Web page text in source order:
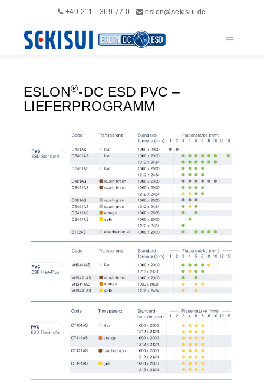
+49 211 - 369 77 0 eslon@sekisui.de
ESLON ®-DC ESD PVC –
LIEFERPROGRAMM